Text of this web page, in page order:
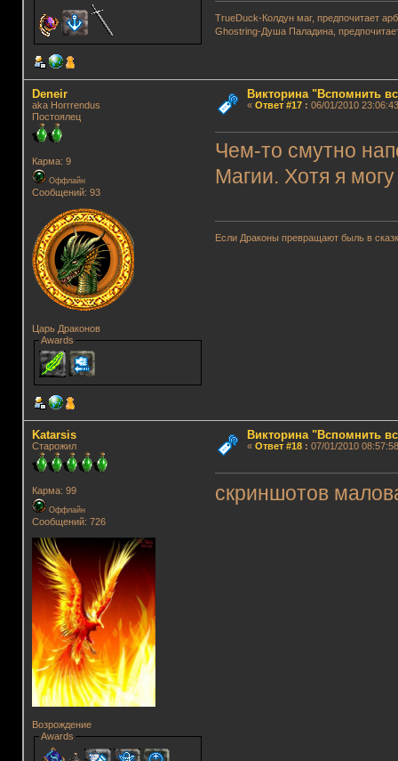
TrueDuck-Колдун маг, предпочитает
Ghostring-Душа Паладина,
Deneir
aka Horrrendus
Постоялец
Карма: 9
Оффлайн
Сообщений: 93
Царь Драконов
Awards
Викторина "Вспомнить
« Ответ #17: 06/01/2010
Чем-то смутно
Магии. Хотя я
Если Драконы превращают быль в
Katarsis
Старожил
Карма: 99
Оффлайн
Сообщений: 726
Возрождение
Awards
Викторина "Вспомнить
« Ответ #18: 07/01/2010
скриншотов